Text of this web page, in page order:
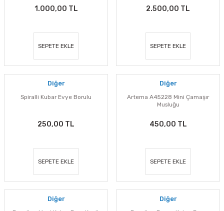
1.000,00 TL
SEPETE EKLE
2.500,00 TL
SEPETE EKLE
Diğer
Spiralli Kubar Evye Borulu
250,00 TL
SEPETE EKLE
Diğer
Artema A45228 Mini Çamaşır
Musluğu
450,00 TL
SEPETE EKLE
Diğer Diğer